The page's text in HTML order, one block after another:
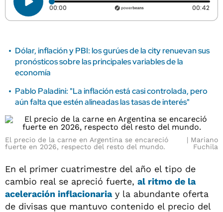
00:00 Tiempo transcurrido: 0 segundos 00:42
Dólar, inflación y PBI: los gurúes de la city renuevan sus
pronósticos sobre las principales variables de la
economía
Pablo Paladini: "La inflación está casi controlada, pero
aún falta que estén alineadas las tasas de interés"
El precio de la carne en Argentina se encareció
fuerte en 2026, respecto del resto del mundo.
Mariano
Fuchila
En el primer cuatrimestre del año el tipo de
cambio real se apreció fuerte, al ritmo de la
aceleración inflacionariay la abundante oferta
de divisas que mantuvo contenido el precio del